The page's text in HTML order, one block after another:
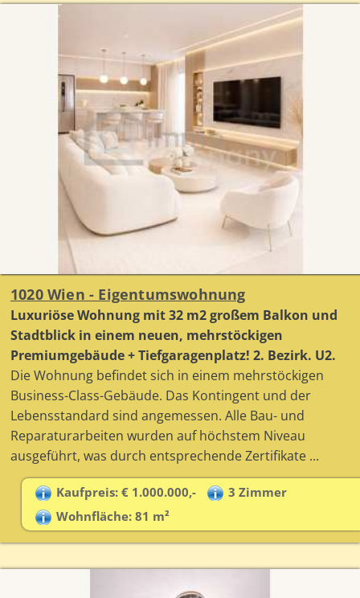
1020 Wien - Eigentumswohnung
Luxuriöse Wohnung mit 32 m2 großem Balkon und
Stadtblick in einem neuen, mehrstöckigen
Premiumgebäude + Tiefgaragenplatz! 2. Bezirk. U2.
Die Wohnung befindet sich in einem mehrstöckigen
Business-Class-Gebäude. Das Kontingent und der
Lebensstandard sind angemessen. Alle Bau- und
Reparaturarbeiten wurden auf höchstem Niveau
ausgeführt, was durch entsprechende Zertifikate ...
Kaufpreis: € 1.000.000,-
3 Zimmer
Wohnfläche: 81 m²